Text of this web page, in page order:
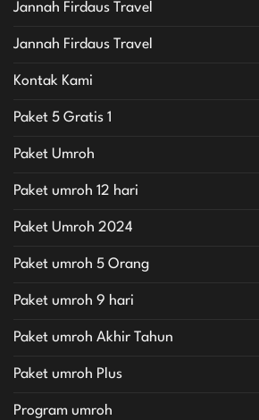
Jannah Firdaus Travel
Jannah Firdaus Travel
Kontak Kami
Paket 5 Gratis 1
Paket Umroh
Paket umroh 12 hari
Paket Umroh 2024
Paket umroh 5 Orang
Paket umroh 9 hari
Paket umroh Akhir Tahun
Paket umroh Plus
Program umroh